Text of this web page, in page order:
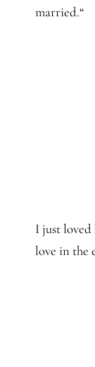
married.“
I just
love in the